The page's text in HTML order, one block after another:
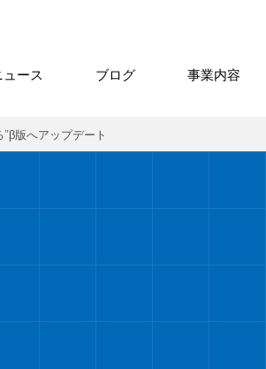
ュース ブログ 事業内容
版へアップデート